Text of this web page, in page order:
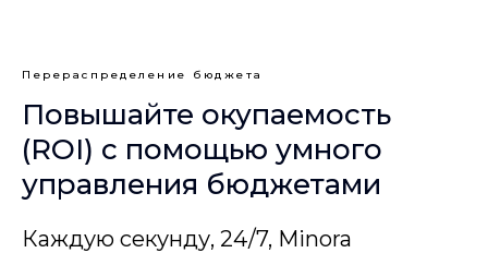
Перераспределение бюджета
Повышайте окупаемость
(ROI) с помощью умного
управления бюджетами
Каждую секунду, 24/7, Minora